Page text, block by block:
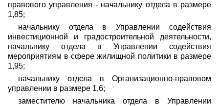
правового управления - начальнику отдела в размере
1,85;
начальнику отдела в Управлении содействия
инвестиционной и градостроительной деятельности,
начальнику отдела в Управлении содействия
мероприятиям в сфере жилищной политики в размере
1,95;
начальнику отдела в Организационно-правовом
управлении в размере 1,6;
заместителю начальника отдела в Управлении